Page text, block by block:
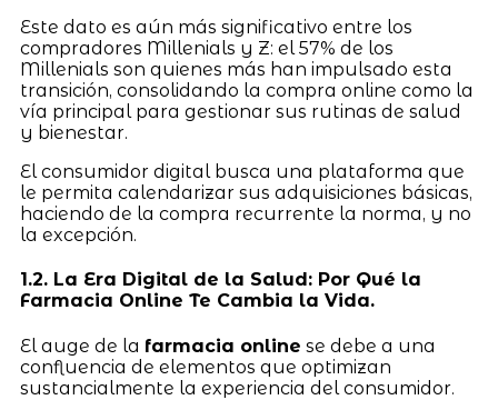
Este dato es aún más significativo entre los
compradores Millenials y Z: el 57% de los
Millenials son quienes más han impulsado esta
transición, consolidando la compra online como la
vía principal para gestionar sus rutinas de salud
y bienestar.
El consumidor digital busca una plataforma que
le permita calendarizar sus adquisiciones básicas,
haciendo de la compra recurrente la norma, y no
la excepción.
1.2. La Era Digital de la Salud: Por Qué la
Farmacia Online Te Cambia la Vida.
El auge de la farmacia online se debe a una
confluencia de elementos que optimizan
sustancialmente la experiencia del consumidor.